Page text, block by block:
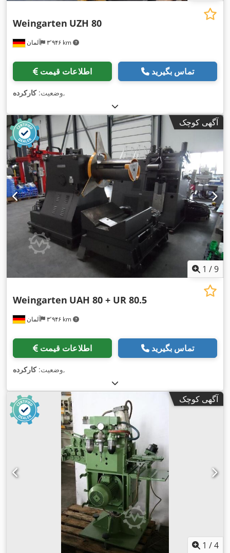
آلمان ۳٬۹۴۶ km
Weingarten UZH 80
اطلاعات قیمت تماس بگیرید
وضعیت:کارکرده ,
آگهی کوچک
1 /9
آلمان ۳٬۹۴۶ km
Weingarten UAH 80 + UR 80.5
اطلاعات قیمت تماس بگیرید
وضعیت:کارکرده ,
آگهی کوچک
1 /4